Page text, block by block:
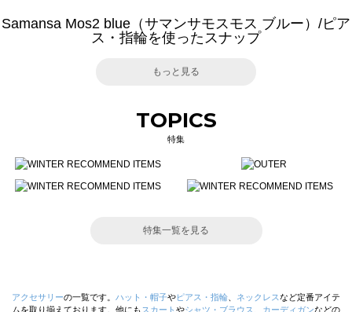
Samansa Mos2 blue（サマンサモスモス ブルー）/ピア
ス・指輪を使ったスナップ
もっと見る
TOPICS
特集
特集一覧を見る
アクセサリーの一覧です。 ハット・帽子やピアス・指輪 ネックレスなど定番アイテ
ムを取り揃えております。他にも スカート やシャツ・ブラウス カーディガンなどの